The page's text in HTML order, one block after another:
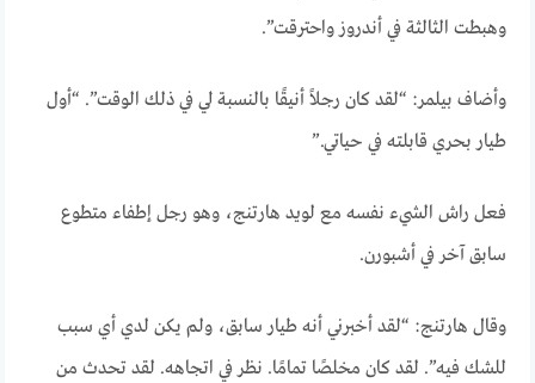
وهبطت الثالثة في أندروز واحترقت”.
وأضاف بيلمر: “لقد كان رجلاً أنيقًا بالنسبة لي في ذلك الوقت”. “أول
طيار بحري قابلته في حياتي.”
فعل راش الشيء نفسه مع لويد هارتنج، وهو رجل إطفاء متطوع
سابق آخر في أشبورن.
وقال هارتنج: “لقد أخبرني أنه طيار سابق، ولم يكن لدي أي سبب
للشك فيه”. لقد كان مخلصًا تمامًا. نظر في اتجاهه. لقد تحدث من